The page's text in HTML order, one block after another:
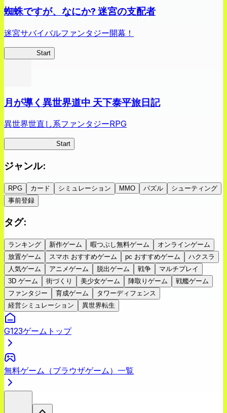
蜘蛛ですが、なにか? 迷宮の支配者
迷宮サバイバルファンタジー開幕！
Start
月が導く異世界道中 天下泰平旅日記
異世界世直し系ファンタジーRPG
Start
ジャンル:
RPG カード シミュレーション MMO パズル
シューティング
事前登録
タグ:
ランキング 新作ゲーム 暇つぶし無料ゲーム
オンラインゲーム
放置ゲーム
スマホ おすすめゲーム pc おすすめゲーム
ハクスラ
人気ゲーム
アニメゲーム 脱出ゲーム 戦争
マルチプレイ
3D ゲーム
街づくり 美少女ゲーム 陣取りゲーム
戦艦ゲーム
ファンタジー
育成ゲーム
タワーディフェンス
経営シミュレーション
異世界転生
G123ゲームトップ
無料ゲーム（ブラウザゲーム）一覧